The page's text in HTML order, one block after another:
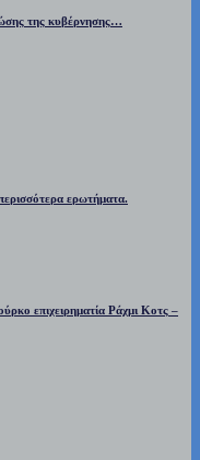
της κυβέρνησης…
ερωτήματα.
επιχειρηματία Ράχμι Κοτς –